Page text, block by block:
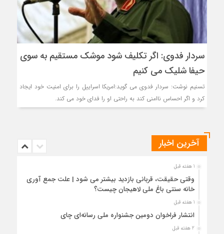
سردار فدوی: اگر تکلیف شود موشک مستقیم به سوی
حیفا شلیک می کنیم
تسنیم نوشت: سردار فدوی می گوید:امریکا اسراییل را برای امنیت خود ایجاد
کرد و اگر احساس ناامنی کند به راحتی او را فدای خود می کند.
آخرین اخبار
1 هفته قبل
وقتی حقیقت، قربانی بازدید بیشتر می شود | علت جمع آوری
خانه سنتی باغ ملی لاهیجان چیست؟
1 هفته قبل
انتشار فراخوان دومین جشنواره ملی رسانه‌ای چای
2 هفته قبل